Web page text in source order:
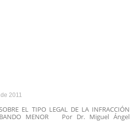
2011
EL TIPO LEGAL DE LA INFRACCIÓN
MENOR Por Dr. Miguel Ángel